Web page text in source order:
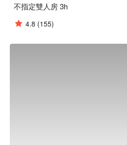
不指定雙人房 3h
4.8 (155)